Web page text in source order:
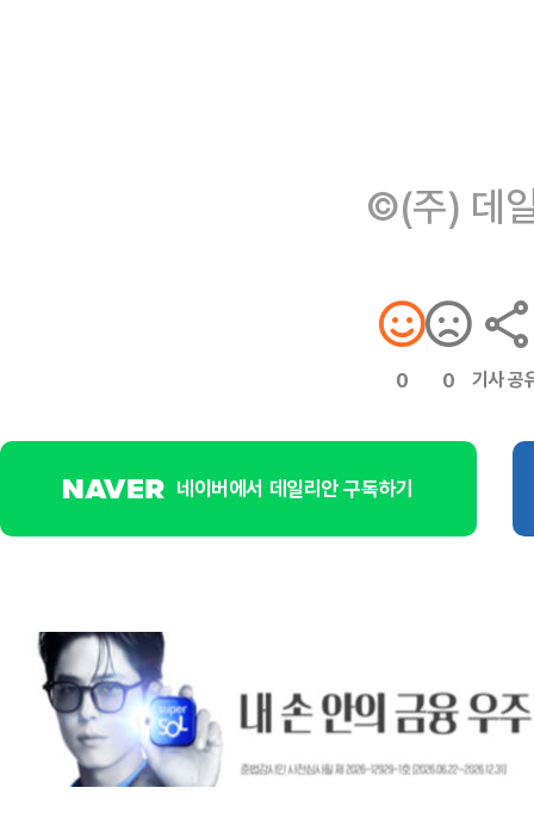
©(주) 데
0 0 기사 공
네이버에서 데일리안 구독하기